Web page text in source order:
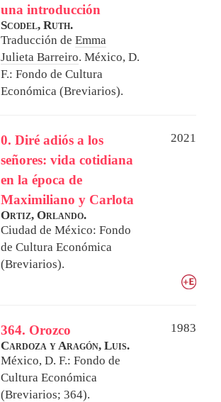
una introducción
Scodel, Ruth.
Traducción de Emma
Julieta Barreiro. México, D.
F.: Fondo de Cultura
Económica (Breviarios).
0. Diré adiós a los
señores: vida cotidiana
en la época de
Maximiliano y Carlota
2021
Ortiz, Orlando.
Ciudad de México: Fondo
de Cultura Económica
(Breviarios).
364. Orozco
1983
Cardoza y Aragón, Luis.
México, D. F.: Fondo de
Cultura Económica
(Breviarios; 364).